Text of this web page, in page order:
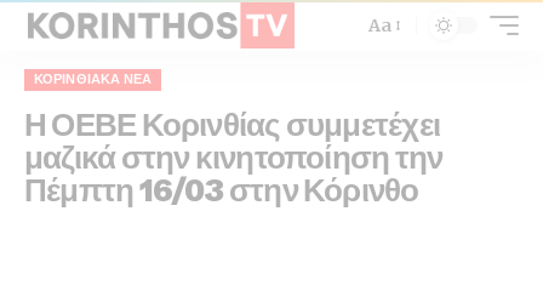
Aa
ΚΟΡΙΝΘΙΑΚΆ ΝΈΑ
Η ΟΕΒΕ Κορινθίας συμμετέχει
μαζικά στην κινητοποίηση την
Πέμπτη 16/03 στην Κόρινθο